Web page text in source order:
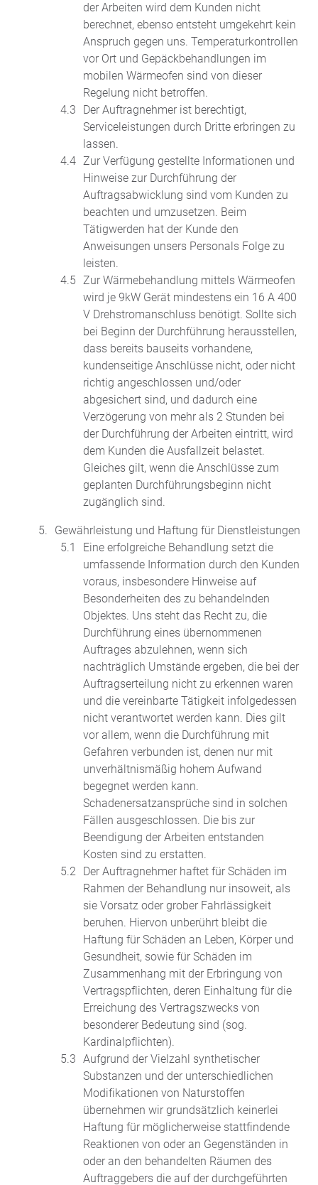
der Arbeiten wird dem Kunden nicht
berechnet, ebenso entsteht umgekehrt kein
Anspruch gegen uns. Temperaturkontrollen
vor Ort und Gepäckbehandlungen im
mobilen Wärmeofen sind von dieser
Regelung nicht betroffen.
Der Auftragnehmer ist berechtigt,
Serviceleistungen durch Dritte erbringen zu
lassen.
Zur Verfügung gestellte Informationen und
Hinweise zur Durchführung der
Auftragsabwicklung sind vom Kunden zu
beachten und umzusetzen. Beim
Tätigwerden hat der Kunde den
Anweisungen unsers Personals Folge zu
leisten.
Zur Wärmebehandlung mittels Wärmeofen
wird je 9kW Gerät mindestens ein 16 A 400
V Drehstromanschluss benötigt. Sollte sich
bei Beginn der Durchführung herausstellen,
dass bereits bauseits vorhandene,
kundenseitige Anschlüsse nicht, oder nicht
richtig angeschlossen und/oder
abgesichert sind, und dadurch eine
Verzögerung von mehr als 2 Stunden bei
der Durchführung der Arbeiten eintritt, wird
dem Kunden die Ausfallzeit belastet.
Gleiches gilt, wenn die Anschlüsse zum
geplanten Durchführungsbeginn nicht
zugänglich sind.
Gewährleistung und Haftung für Dienstleistungen
Eine erfolgreiche Behandlung setzt die
umfassende Information durch den Kunden
voraus, insbesondere Hinweise auf
Besonderheiten des zu behandelnden
Objektes. Uns steht das Recht zu, die
Durchführung eines übernommenen
Auftrages abzulehnen, wenn sich
nachträglich Umstände ergeben, die bei der
Auftragserteilung nicht zu erkennen waren
und die vereinbarte Tätigkeit infolgedessen
nicht verantwortet werden kann. Dies gilt
vor allem, wenn die Durchführung mit
Gefahren verbunden ist, denen nur mit
unverhältnismäßig hohem Aufwand
begegnet werden kann.
Schadenersatzansprüche sind in solchen
Fällen ausgeschlossen. Die bis zur
Beendigung der Arbeiten entstanden
Kosten sind zu erstatten.
Der Auftragnehmer haftet für Schäden im
Rahmen der Behandlung nur insoweit, als
sie Vorsatz oder grober Fahrlässigkeit
beruhen. Hiervon unberührt bleibt die
Haftung für Schäden an Leben, Körper und
Gesundheit, sowie für Schäden im
Zusammenhang mit der Erbringung von
Vertragspflichten, deren Einhaltung für die
Erreichung des Vertragszwecks von
besonderer Bedeutung sind (sog.
Kardinalpflichten).
Aufgrund der Vielzahl synthetischer
Substanzen und der unterschiedlichen
Modifikationen von Naturstoffen
übernehmen wir grundsätzlich keinerlei
Haftung für möglicherweise stattfindende
Reaktionen von oder an Gegenständen in
oder an den behandelten Räumen des
Auftraggebers die auf der durchgeführten